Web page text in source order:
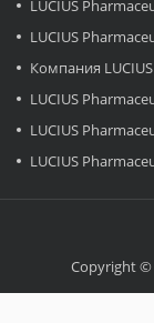
LUCIUS
LUCIUS
Компания LUCIUS
LUCIUS
LUCIUS
LUCIUS
Copyright ©